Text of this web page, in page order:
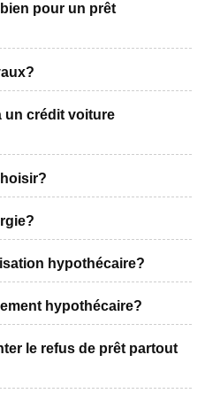
pour un prêt
un crédit voiture
hypothécaire?
hypothécaire?
le refus de prêt partout